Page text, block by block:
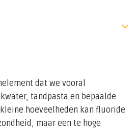
dat we vooral
tandpasta en bepaalde
hoeveelheden kan fluoride
maar een te hoge